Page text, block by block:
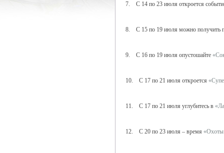
7. С 14 по 23 июля откроется
8. С 15 по 19 июля можно получить
9. С 16 по 19 июля опустошайте
10. С 17 по 21 июля откроется
11. С 17 по 21 июля углубитесь в
12. С 20 по 23 июля – время «Охоты